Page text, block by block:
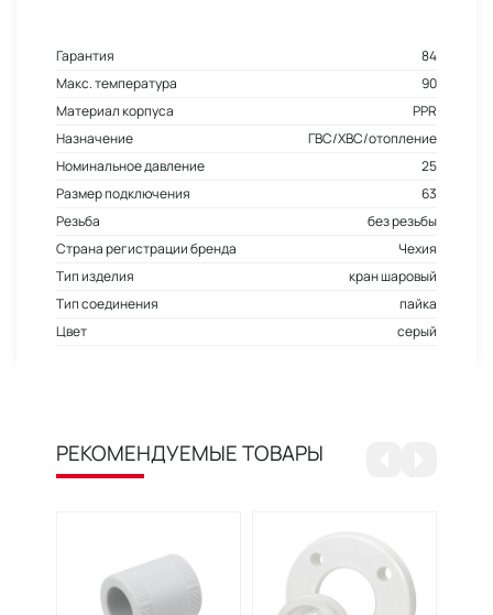
Гарантия
84
Макс. температура
90
Материал корпуса
PPR
Назначение
ГВС/ХВС/отопление
Номинальное давление
25
Размер подключения
63
Резьба
без резьбы
Страна регистрации бренда
Чехия
Тип изделия
кран шаровый
Тип соединения
пайка
Цвет
серый
РЕКОМЕНДУЕМЫЕ ТОВАРЫ